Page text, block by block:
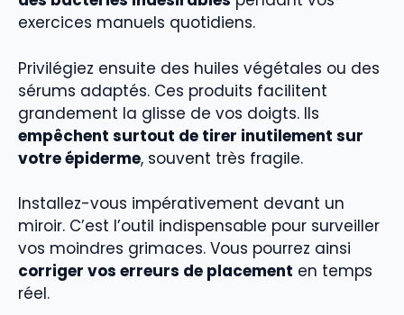
exercices manuels quotidiens.
Privilégiez ensuite des huiles végétales ou des
sérums adaptés. Ces produits facilitent
grandement la glisse de vos doigts. Ils
empêchent surtout de tirer inutilement sur
votre épiderme, souvent très fragile.
Installez-vous impérativement devant un
miroir. C’est l’outil indispensable pour surveiller
vos moindres grimaces. Vous pourrez ainsi
corriger vos erreurs de placement en temps
réel.